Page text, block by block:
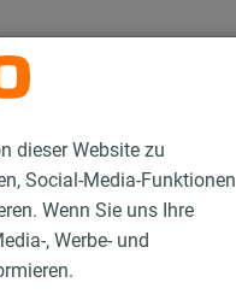
dieser Website zu
Social-Media-Funktionen
Wenn Sie uns Ihre
, Werbe- und